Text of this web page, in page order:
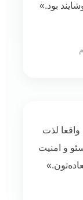
بود.»
لذت
و امنیت